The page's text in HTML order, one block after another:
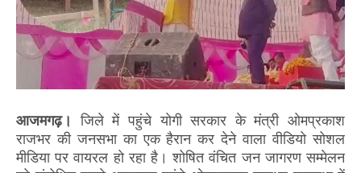
आजमगढ़।जिले में पहुंचे योगी सरकार के मंत्री ओमप्रकाश
राजभर की जनसभा का एक हैरान कर देने वाला वीडियो सोशल
मीडिया पर वायरल हो रहा है। शोषित वंचित जन जागरण सम्मेलन